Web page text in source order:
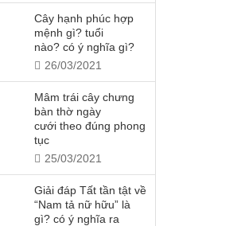
Cây hạnh phúc hợp
mệnh gì? tuổi
nào? có ý nghĩa gì?
26/03/2021
Mâm trái cây chưng
bàn thờ ngày
cưới theo đúng phong
tục
25/03/2021
Giải đáp Tất tần tật về
“Nam tả nữ hữu” là
gì? có ý nghĩa ra